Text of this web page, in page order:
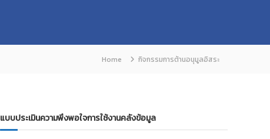
Home กิจกรรมการต้านอนุมูลอิสระ
แบบประเมินความพึงพอใจการใช้งานคลังข้อมูล